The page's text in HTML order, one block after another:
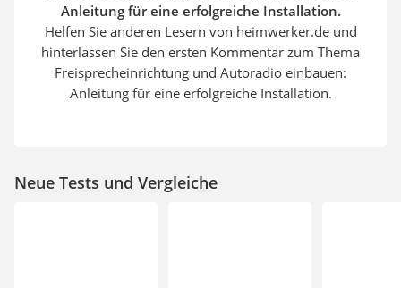
Anleitung für eine erfolgreiche Installation.
Helfen Sie anderen Lesern von heimwerker.de und
hinterlassen Sie den ersten Kommentar zum Thema
Freisprecheinrichtung und Autoradio einbauen:
Anleitung für eine erfolgreiche Installation.
Neue Tests und Vergleiche